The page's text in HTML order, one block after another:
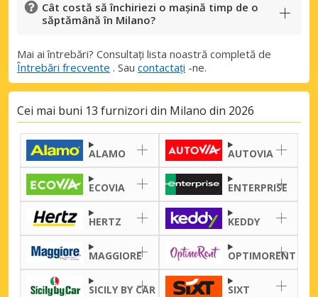
Cât costă să închiriezi o mașină timp de o
săptămână în Milano?
Mai ai întrebări? Consultați lista noastră completă de
Întrebări frecvente . Sau contactați -ne.
Cei mai buni 13 furnizori din Milano din 2026
ALAMO AUTOVIA
ECOVIA ENTERPRISE
HERTZ KEDDY
MAGGIORE OPTIMORENT
SICILY BY CAR SIXT